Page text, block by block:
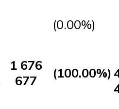
(0.00%)
1 676
677
(100.00%)